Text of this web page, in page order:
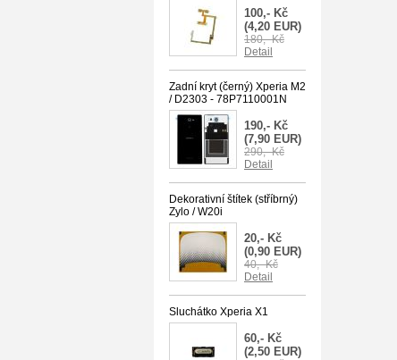
100,- Kč
(4,20 EUR)
180,- Kč
Detail
Zadní kryt (černý) Xperia M2
/ D2303 - 78P7110001N
190,- Kč
(7,90 EUR)
290,- Kč
Detail
Dekorativní štítek (stříbrný)
Zylo / W20i
20,- Kč
(0,90 EUR)
40,- Kč
Detail
Sluchátko Xperia X1
60,- Kč
(2,50 EUR)